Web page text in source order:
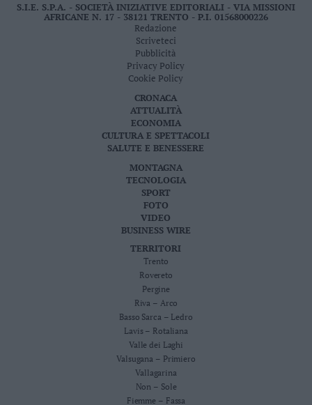
S.I.E. S.P.A. - SOCIETÀ INIZIATIVE EDITORIALI - VIA MISSIONI
AFRICANE N. 17 - 38121 TRENTO - P.I. 01568000226
Redazione
Scriveteci
Pubblicità
Privacy Policy
Cookie Policy
CRONACA
ATTUALITÀ
ECONOMIA
CULTURA E SPETTACOLI
SALUTE E BENESSERE
MONTAGNA
TECNOLOGIA
SPORT
FOTO
VIDEO
BUSINESS WIRE
TERRITORI
Trento
Rovereto
Pergine
Riva – Arco
Basso Sarca – Ledro
Lavis – Rotaliana
Valle dei Laghi
Valsugana – Primiero
Vallagarina
Non – Sole
Fiemme – Fassa